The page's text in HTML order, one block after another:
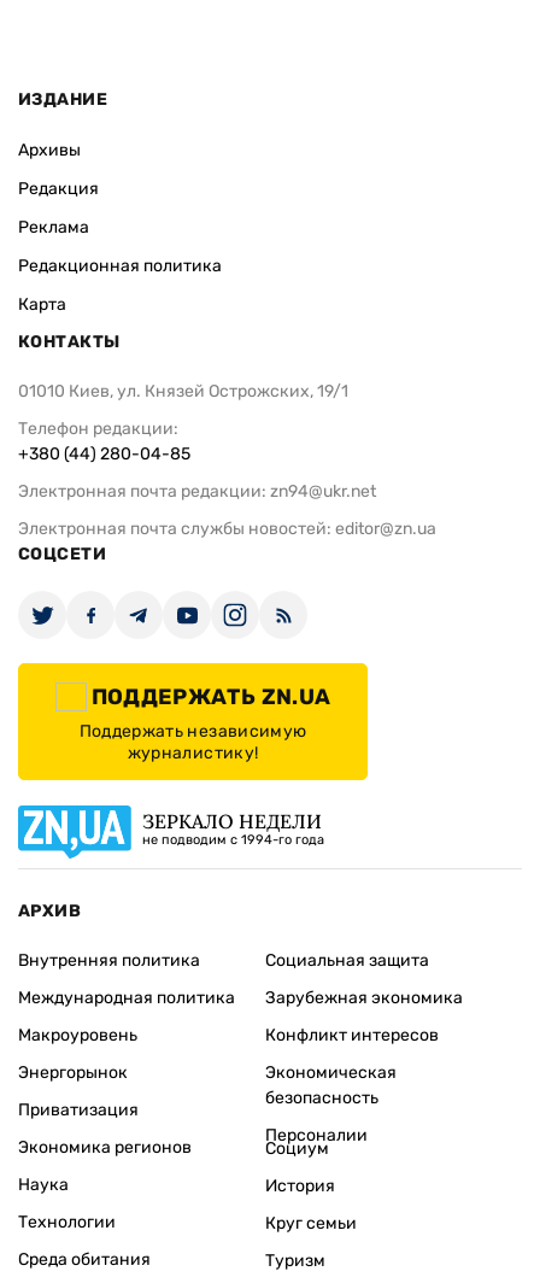
ИЗДАНИЕ
Архивы
Редакция
Реклама
Редакционная политика
Карта
КОНТАКТЫ
01010 Киев, ул. Князей Острожских, 19/1
Телефон редакции:
+380 (44) 280-04-85
Электронная почта редакции: zn94@ukr.net
Электронная почта службы новостей: editor@zn.ua
СОЦСЕТИ
ПОДДЕРЖАТЬ ZN.UA
Поддержать независимую
журналистику!
ЗЕРКАЛО НЕДЕЛИ
не подводим с 1994-го года
АРХИВ
Внутренняя политика
Международная политика
Макроуровень
Энергорынок
Приватизация
Экономика регионов
Социальная защита
Зарубежная экономика
Конфликт интересов
Экономическая
безопасность
Персоналии
Наука
Технологии
Среда обитания
Социум
История
Круг семьи
Туризм